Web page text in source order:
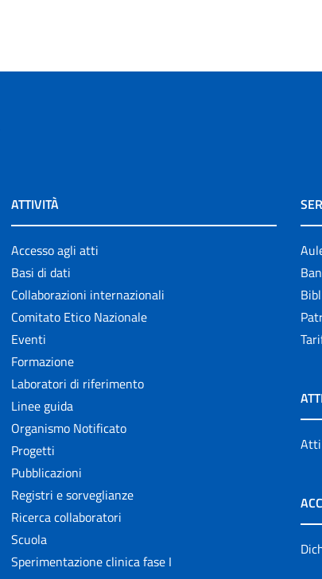
ATTIVITÀ
Accesso agli atti
Basi di dati
Collaborazioni internazionali
Comitato Etico Nazionale
Eventi
Formazione
Laboratori di riferimento
Linee guida
Organismo Notificato
Progetti
Pubblicazioni
Registri e sorveglianze
Ricerca collaboratori
Scuola
Sperimentazione clinica fase I
Atti